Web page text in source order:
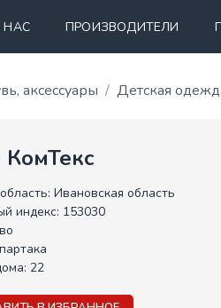
НАС ПРОИЗВОДИТЕЛИ
аксессуары Детская
Ивановская область
индекс: 153030
22